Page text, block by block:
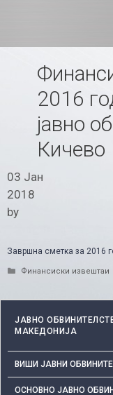
2016
јавно
Кичево
03 Јан
2018
by
Завршна сметка за 2016
Categories
Финансиски извештаи
ЈАВНО
МАКЕДОНИЈА
ВИШИ ЈАВНИ
ОСНОВНО ЈАВНО